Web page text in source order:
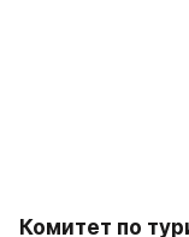
Комитет по